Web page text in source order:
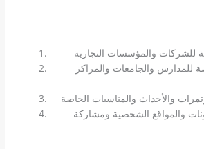
للشركات والمؤسسات التجارية
والجامعات والمراكز
والأحداث والمناسبات الخاصة
والمواقع الشخصية ومشاركة